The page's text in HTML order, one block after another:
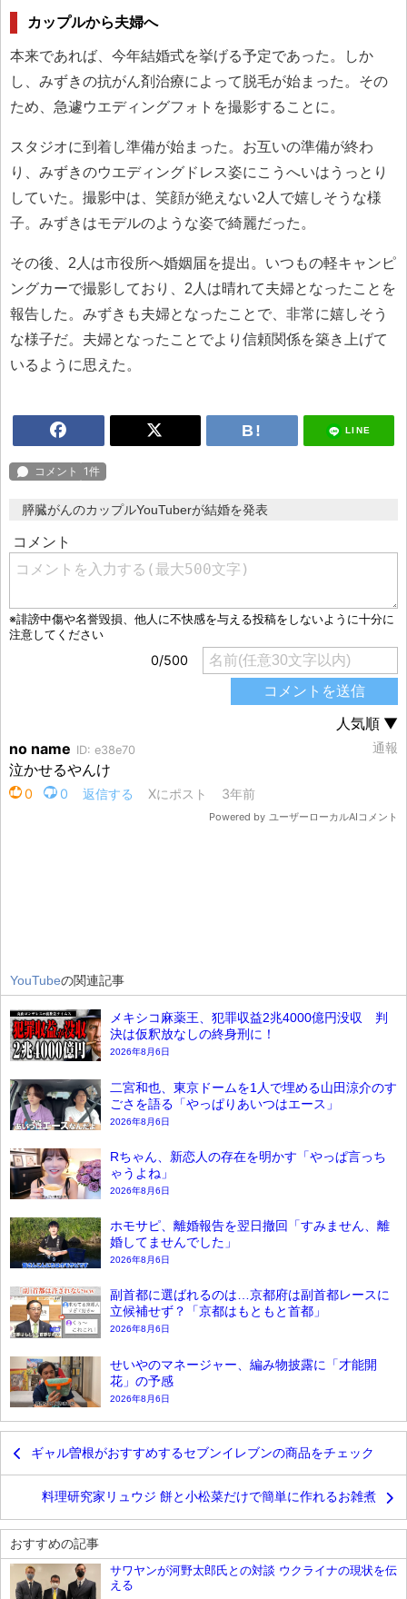
カップルから夫婦へ
本来であれば、今年結婚式を挙げる予定であった。しか
し、みずきの抗がん剤治療によって脱毛が始まった。その
ため、急遽ウエディングフォトを撮影することに。
スタジオに到着し準備が始まった。お互いの準備が終わ
り、みずきのウエディングドレス姿にこうへいはうっとり
していた。撮影中は、笑顔が絶えない2人で嬉しそうな様
子。みずきはモデルのような姿で綺麗だった。
その後、2人は市役所へ婚姻届を提出。いつもの軽キャンピ
ングカーで撮影しており、2人は晴れて夫婦となったことを
報告した。みずきも夫婦となったことで、非常に嬉しそう
な様子だ。夫婦となったことでより信頼関係を築き上げて
いるように思えた。
LINE
膵臓がんのカップルYouTuberが結婚を発表
YouTubeの関連記事
メキシコ麻薬王、犯罪収益2兆4000億円没収 判
決は仮釈放なしの終身刑に！
2026年8月6日
二宮和也、東京ドームを1人で埋める山田涼介のす
ごさを語る「やっぱりあいつはエース」
2026年8月6日
Rちゃん、新恋人の存在を明かす「やっぱ言っち
ゃうよね」
2026年8月6日
ホモサピ、離婚報告を翌日撤回「すみません、離
婚してませんでした」
2026年8月6日
副首都に選ばれるのは…京都府は副首都レースに
立候補せず？「京都はもともと首都」
2026年8月6日
せいやのマネージャー、編み物披露に「才能開
花」の予感
2026年8月6日
ギャル曽根がおすすめするセブンイレブンの商品をチェック
料理研究家リュウジ 餅と小松菜だけで簡単に作れるお雑煮
おすすめの記事
サワヤンが河野太郎氏との対談 ウクライナの現状を伝
える